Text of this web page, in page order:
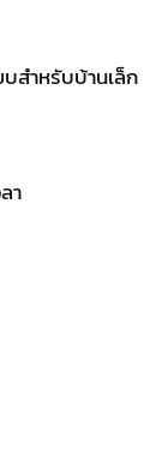
สำหรับบ้านเล็ก
า